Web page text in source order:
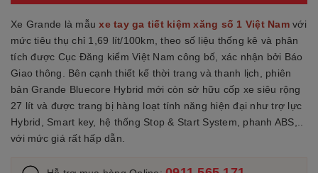
Xe Grande là mẫuxe tay ga tiết kiệm xăng số 1 Việt Namvới
mức tiêu thụ chỉ 1,69 lít/100km, theo số liệu thống kê và phân
tích được Cục Đăng kiểm Việt Nam công bố, xác nhận bởi Báo
Giao thông. Bên cạnh thiết kế thời trang và thanh lịch, phiên
bản Grande Bluecore Hybrid mới còn sở hữu cốp xe siêu rộng
27 lít và được trang bị hàng loạt tính năng hiện đại như trợ lực
Hybrid, Smart key, hệ thống Stop & Start System, phanh ABS,..
với mức giá rất hấp dẫn.